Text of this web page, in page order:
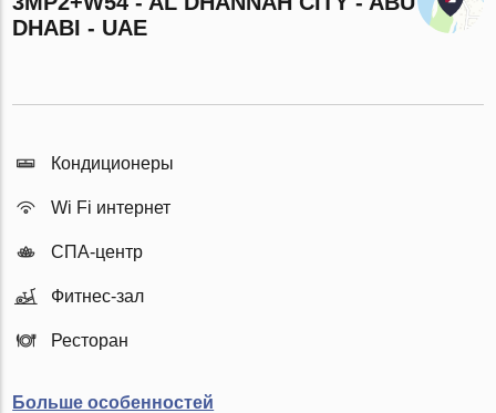
DHABI - UAE
Кондиционеры
Wi Fi интернет
СПА-центр
Фитнес-зал
Ресторан
Больше особенностей